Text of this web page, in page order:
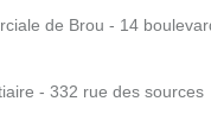
de Brou - 14
- 332 rue des sources